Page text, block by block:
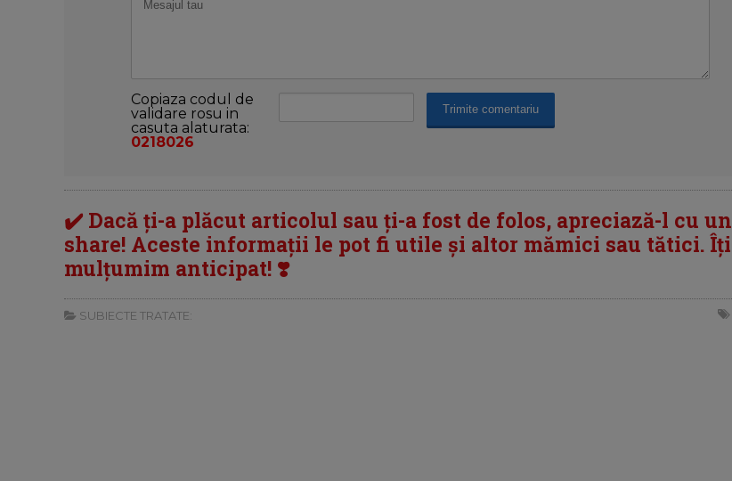
Copiaza codul de
validare rosu in
casuta alaturata:
0218026
✔️ Dacă ți-a plăcut articolul sau ți-a fost de folos, apreciază-l cu un
share! Aceste informații le pot fi utile și altor mămici sau tătici. Îți
mulțumim anticipat! ❣️
SUBIECTE TRATATE: